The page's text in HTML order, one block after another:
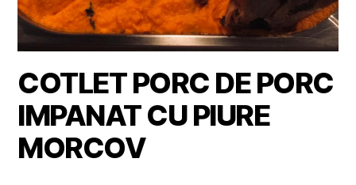
COTLET PORC DE PORC
IMPANAT CU PIURE
MORCOV